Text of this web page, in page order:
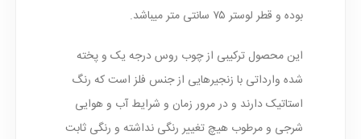
بوده و قطر لوستر ۷۵ سانتی متر میباشد.
این محصول ترکیبی از چوب روس درجه یک و پخته
شده وارداتی با زنجیرهایی از جنس فلز است که رنگ
استاتیک دارند و در مرور زمان و شرایط آب و هوایی
شرجی و مرطوب هیچ تغییر رنگی نداشته و رنگی ثابت